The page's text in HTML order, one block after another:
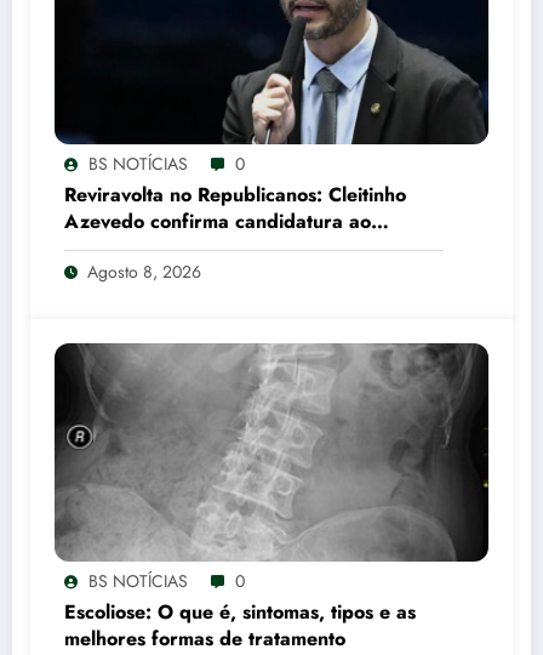
BS NOTÍCIAS 0
Reviravolta no Republicanos: Cleitinho
Azevedo confirma candidatura ao
Governo de Minas Gerais
Agosto 8, 2026
BS NOTÍCIAS 0
Escoliose: O que é, sintomas, tipos e as
melhores formas de tratamento